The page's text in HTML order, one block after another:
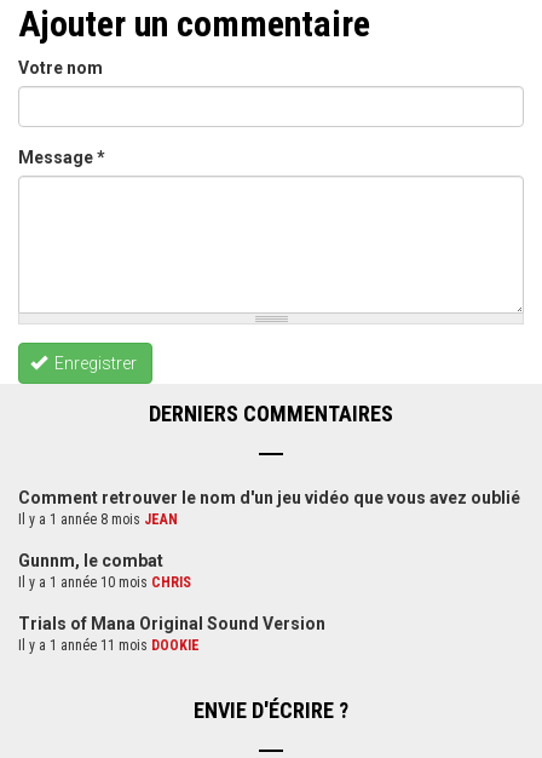
Ajouter un commentaire
Votre nom
Message*
Enregistrer
DERNIERS COMMENTAIRES
Comment retrouver le nom d'un jeu vidéo que vous avez oublié
Il y a 1 année 8 mois JEAN
Gunnm, le combat
Il y a 1 année 10 mois CHRIS
Trials of Mana Original Sound Version
Il y a 1 année 11 mois DOOKIE
ENVIE D'ÉCRIRE ?